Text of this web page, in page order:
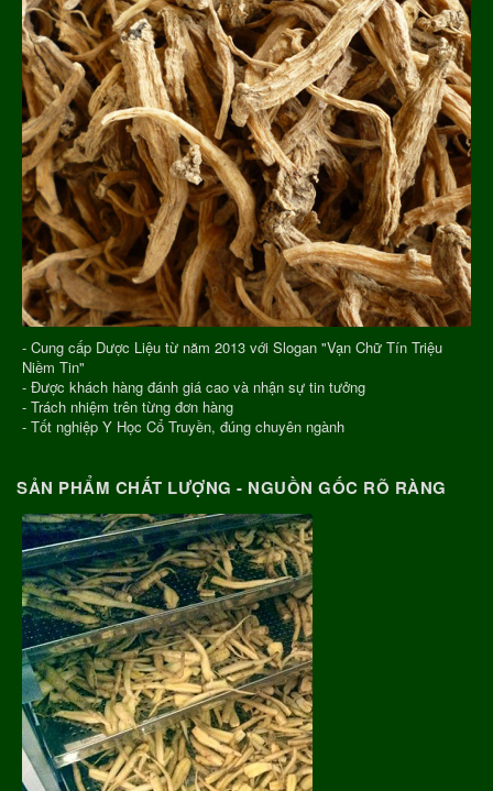
- Cung cấp Dược Liệu từ năm 2013 với Slogan "Vạn Chữ Tín Triệu
Niềm Tin"
- Được khách hàng đánh giá cao và nhận sự tin tưởng
- Trách nhiệm trên từng đơn hàng
- Tốt nghiệp Y Học Cổ Truyền, đúng chuyên ngành
SẢN PHẨM CHẤT LƯỢNG - NGUỒN GỐC RÕ RÀNG